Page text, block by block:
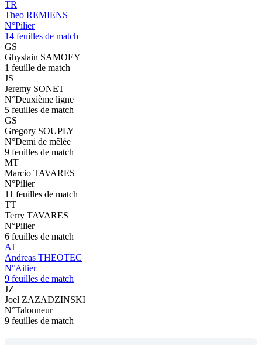
TR
Theo REMIENS
N°Pilier
14 feuilles de match
GS
Ghyslain SAMOEY
1 feuille de match
JS
Jeremy SONET
N°Deuxième ligne
5 feuilles de match
GS
Gregory SOUPLY
N°Demi de mêlée
9 feuilles de match
MT
Marcio TAVARES
N°Pilier
11 feuilles de match
TT
Terry TAVARES
N°Pilier
6 feuilles de match
AT
Andreas THEOTEC
N°Ailier
9 feuilles de match
JZ
Joel ZAZADZINSKI
N°Talonneur
9 feuilles de match